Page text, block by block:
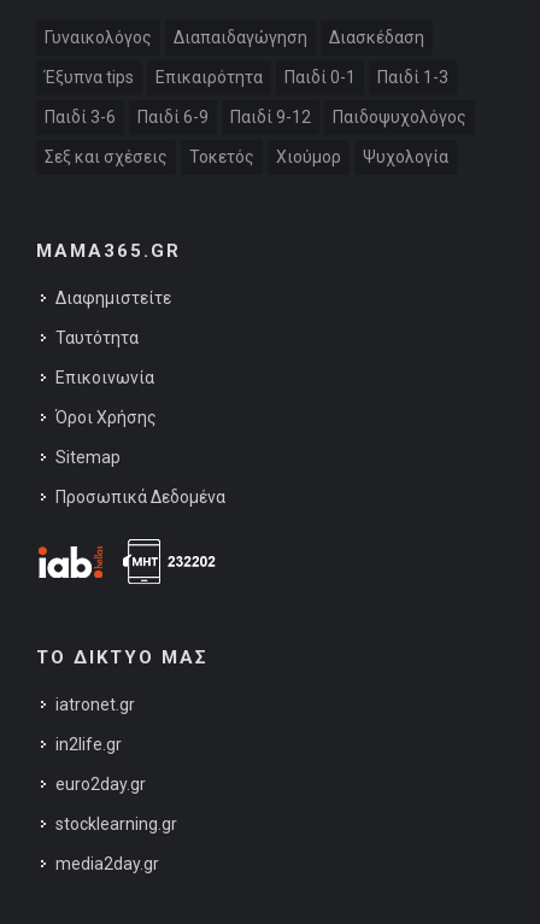
Γυναικολόγος Διαπαιδαγώγηση Διασκέδαση
Έξυπνα tips Επικαιρότητα Παιδί 0-1 Παιδί 1-3
Παιδί 3-6 Παιδί 6-9 Παιδί 9-12 Παιδοψυχολόγος
Σεξ και σχέσεις Τοκετός Χιούμορ Ψυχολογία
MAMA365.GR
Διαφημιστείτε
Ταυτότητα
Επικοινωνία
Όροι Χρήσης
Sitemap
Προσωπικά Δεδομένα
ΤΟ ΔΙΚΤΥΟ ΜΑΣ
iatronet.gr
in2life.gr
euro2day.gr
stocklearning.gr
media2day.gr